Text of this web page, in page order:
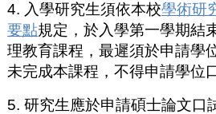
4. 入學研究生須依本校學術研
要點規定，於入學第一學期結
理教育課程，最遲須於申請學
未完成本課程，不得申請學位
5. 研究生應於申請碩士論文口